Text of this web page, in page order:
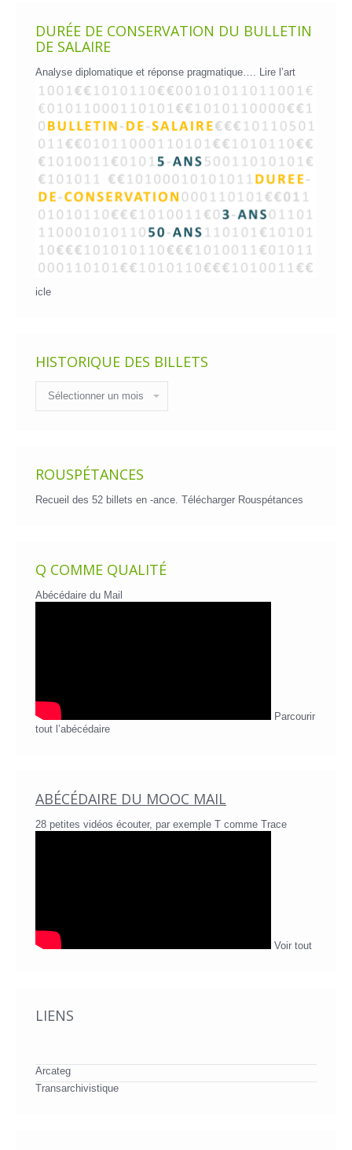
DURÉE DE CONSERVATION DU BULLETIN
DE SALAIRE
Analyse diplomatique et réponse pragmatique…. Lire l’art
icle
HISTORIQUE DES BILLETS
des
billets
ROUSPÉTANCES
Recueil des 52 billets en -ance. Télécharger Rouspétances
Q COMME QUALITÉ
Abécédaire du Mail
Parcourir
tout l’abécédaire
ABÉCÉDAIRE DU MOOC MAIL
28 petites vidéos écouter, par exemple T comme Trace
Voir tout
LIENS
Arcateg
Transarchivistique